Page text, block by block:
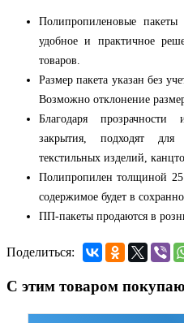
Полипропиленовые
удобное и практичное
товаров.
Размер пакета указан без
Возможно отклонение
Благодаря прозрачности
закрытия, подходят для
текстильных изделий,
Полипропилен толщиной
содержимое будет в
ПП-пакеты продаются в
Поделиться:
С этим товаром